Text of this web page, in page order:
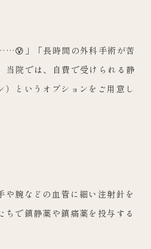
」「長時間の外科手術が苦
当院では、自費で受けられる静
）というオプションをご用意し
腕などの血管に細い注射針を
ちで鎮静薬や鎮痛薬を投与する